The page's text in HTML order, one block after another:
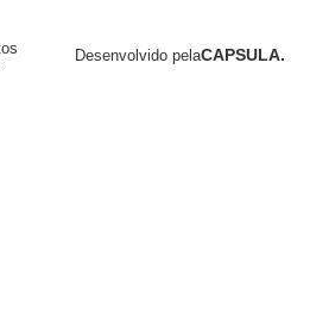
Desenvolvido pelaCAPSULA.